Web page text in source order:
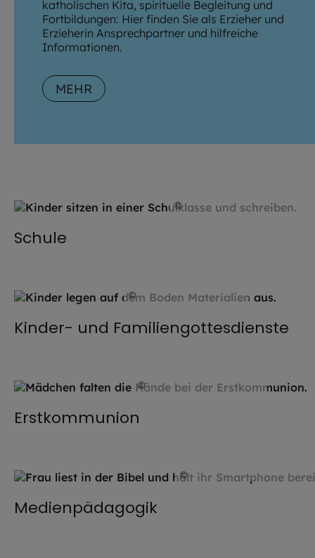
katholischen Kita, spirituelle Begleitung und
Fortbildungen: Hier finden Sie als Erzieher und
Erzieherin Ansprechpartner und hilfreiche
Informationen.
MEHR
© stock.adobe.com / drubig-
Schule
© Kinderpastoral / EOM
Kinder- und Familiengottesdienste
© Hendrik Steffens / EOM
Erstkommunion
© stock.adobe.com /
Medienpädagogik